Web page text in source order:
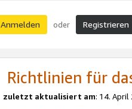
Anmelden oder Registrieren
Richtlinien für
zuletzt aktualisiert am: 14. April